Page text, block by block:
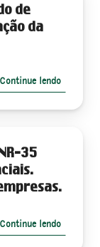
de
da
Continue lendo
35
Continue lendo